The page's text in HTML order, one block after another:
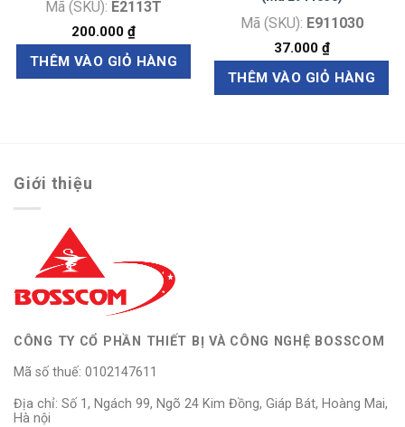
Mã (SKU): E2113T
200.000 ₫
THÊM VÀO GIỎ HÀNG
Mã (SKU): E911030
37.000 ₫
THÊM VÀO GIỎ HÀNG
Giới thiệu
CÔNG TY CỔ PHẦN THIẾT BỊ VÀ CÔNG NGHỆ BOSSCOM
Mã số thuế: 0102147611
Địa chỉ: Số 1, Ngách 99, Ngõ 24 Kim Đồng, Giáp Bát, Hoàng Mai,
Hà nội